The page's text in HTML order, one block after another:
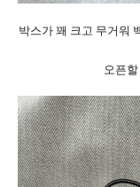
박스가 꽤 크고 무거워
오픈